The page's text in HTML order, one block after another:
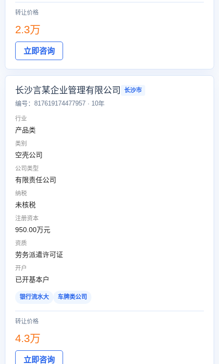
转让价格
2.3万
立即咨询
长沙言某企业管理有限公司 长沙市
编号：817619174477957 · 10年
行业
产品类
类别
空壳公司
公司类型
有限责任公司
纳税
未核税
注册资本
950.00万元
资质
劳务派遣许可证
开户
已开基本户
银行流水大 车牌类公司
转让价格
4.3万
立即咨询